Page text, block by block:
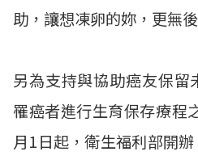
助，讓想凍卵的妳，更無
另為支持與協助癌友保留
罹癌者進行生育保存療程
月1日起，衛生福利部開